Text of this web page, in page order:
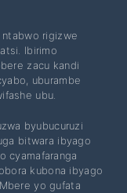
ntabwo rigizwe
Ibirimo
zacu kandi
uburambe
ubu.
byubucuruzi
bitwara ibyago
cyamafaranga
kubona ibyago
yo gufata